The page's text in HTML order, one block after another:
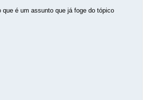
que é um assunto que já foge do tópico